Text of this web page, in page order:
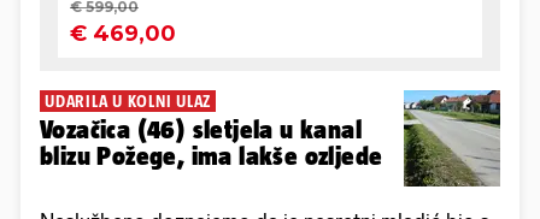
UDARILA U KOLNI ULAZ
Vozačica (46) sletjela u kanal
blizu Požege, ima lakše ozljede